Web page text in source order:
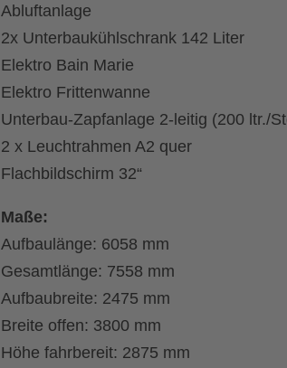
Abluftanlage
2x Unterbaukühlschrank 142 Liter
Elektro Bain Marie
Elektro Frittenwanne
Unterbau-Zapfanlage 2-leitig (200 ltr./
2 x Leuchtrahmen A2 quer
Flachbildschirm 32“
Maße:
Aufbaulänge: 6058 mm
Gesamtlänge: 7558 mm
Aufbaubreite: 2475 mm
Breite offen: 3800 mm
Höhe fahrbereit: 2875 mm